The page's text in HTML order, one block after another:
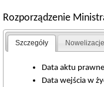
Rozporządzenie
Szczegóły Nowelizacje
Data aktu
Data wejścia w